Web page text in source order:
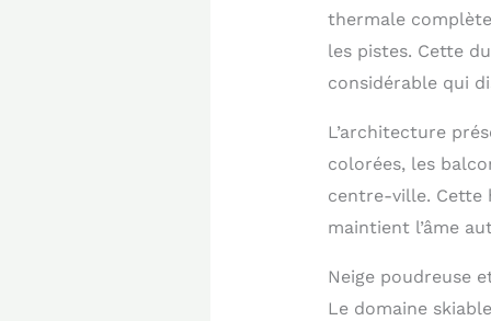
thermale
les pistes. Cette
considérable qui
L’architecture
colorées, les
centre-ville. Cette
maintient l’âme
Neige poudreuse
Le domaine